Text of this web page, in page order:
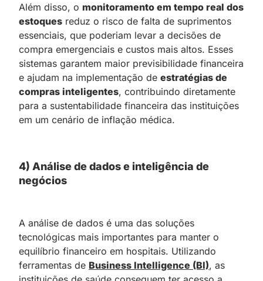
Além disso, o monitoramento em tempo real dos
estoques reduz o risco de falta de suprimentos
essenciais, que poderiam levar a decisões de
compra emergenciais e custos mais altos. Esses
sistemas garantem maior previsibilidade financeira
e ajudam na implementação de estratégias de
compras inteligentes, contribuindo diretamente
para a sustentabilidade financeira das instituições
em um cenário de inflação médica.
4) Análise de dados e inteligência de
negócios
A análise de dados é uma das soluções
tecnológicas mais importantes para manter o
equilíbrio financeiro em hospitais. Utilizando
ferramentas de Business Intelligence (BI), as